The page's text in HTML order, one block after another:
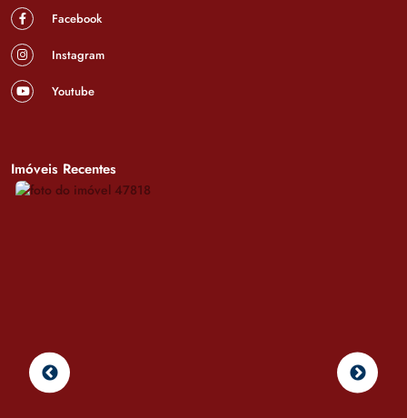
Facebook
Instagram
Youtube
Imóveis Recentes